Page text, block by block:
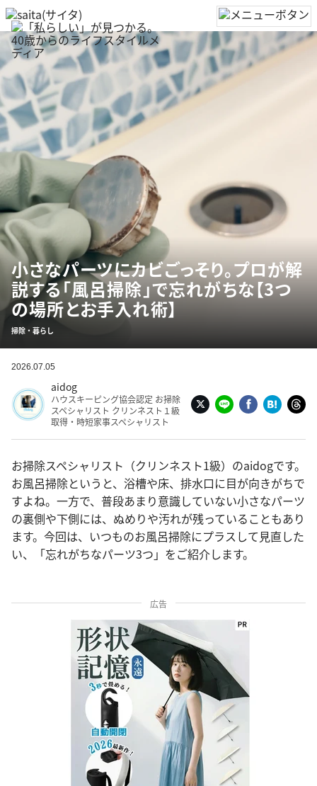
小さなパーツにカビごっそり。プロが解
説する「風呂掃除」で忘れがちな【3つ
の場所とお手入れ術】
掃除・暮らし
2026.07.05
aidog
ハウスキーピング協会認定 お掃除
スペシャリスト クリンネスト１級
取得・時短家事スペシャリスト
お掃除スペシャリスト（クリンネスト1級）のaidogです。
お風呂掃除というと、浴槽や床、排水口に目が向きがちで
すよね。一方で、普段あまり意識していない小さなパーツ
の裏側や下側には、ぬめりや汚れが残っていることもあり
ます。今回は、いつものお風呂掃除にプラスして見直した
い、「忘れがちなパーツ3つ」をご紹介します。
広告